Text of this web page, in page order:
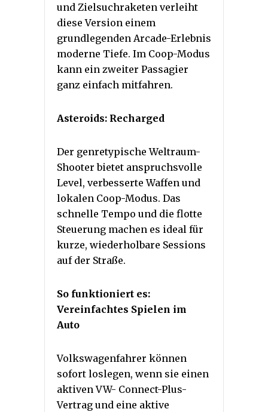
und Zielsuchraketen verleiht
diese Version einem
grundlegenden Arcade-Erlebnis
moderne Tiefe. Im Coop-Modus
kann ein zweiter Passagier
ganz einfach mitfahren.
Asteroids: Recharged
Der genretypische Weltraum-
Shooter bietet anspruchsvolle
Level, verbesserte Waffen und
lokalen Coop-Modus. Das
schnelle Tempo und die flotte
Steuerung machen es ideal für
kurze, wiederholbare Sessions
auf der Straße.
So funktioniert es:
Vereinfachtes Spielen im
Auto
Volkswagenfahrer können
sofort loslegen, wenn sie einen
aktiven VW- Connect-Plus-
Vertrag und eine aktive